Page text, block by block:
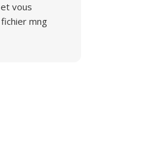
vous
mng